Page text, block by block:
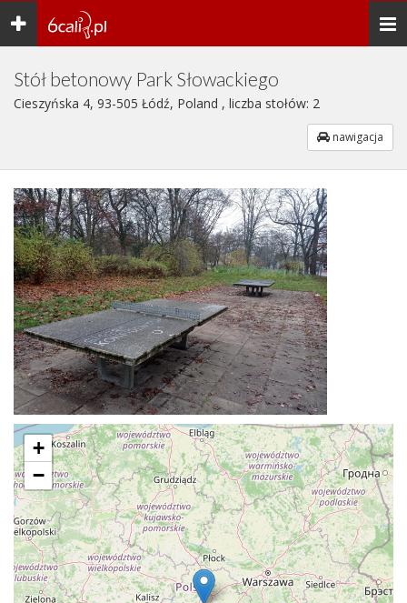
Toggle
navigation
Stół betonowy Park Słowackiego
Cieszyńska 4, 93-505 Łódź, Poland , liczba stołów: 2
nawigacja
+
−